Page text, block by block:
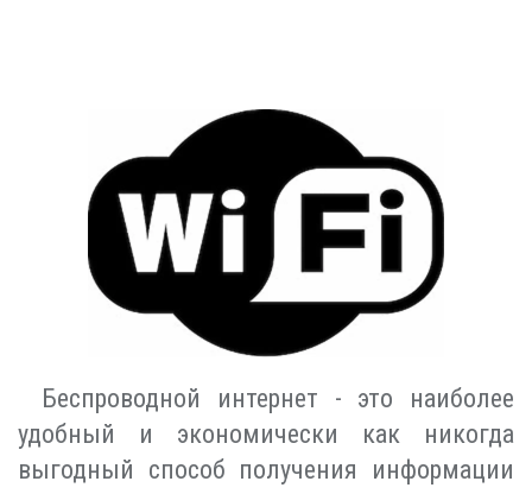
Беспроводной интернет - это наиболее
удобный и экономически как никогда
выгодный способ получения информации